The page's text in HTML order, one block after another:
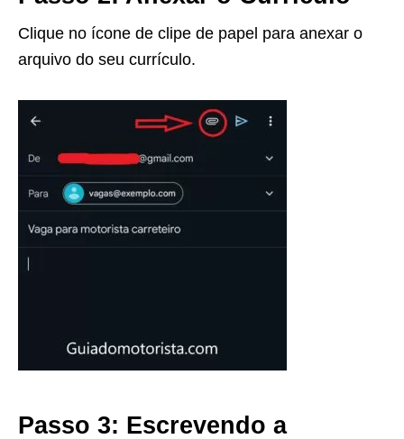
Clique no ícone de clipe de papel para anexar o
arquivo do seu currículo.
Passo 3: Escrevendo a